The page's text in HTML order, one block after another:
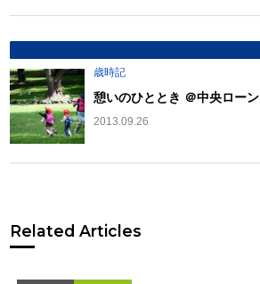
歳時記
憩いのひととき ＠中央ローン
2013.09.26
Related Articles